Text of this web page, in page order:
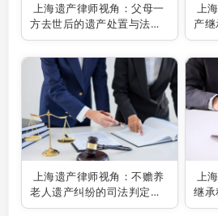
上海遗产律师视角：父母一
方去世后的遗产处置与法律
考量
上
产
上海遗产律师视角：不赡养
老人遗产纠纷的司法判定剖
析
上
继承
保障